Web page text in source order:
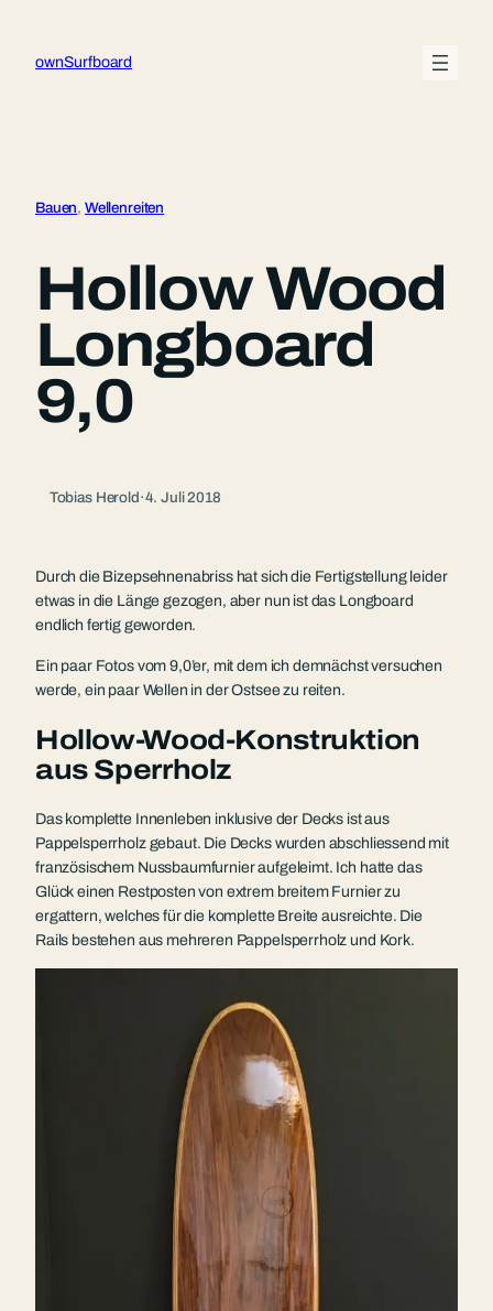
springen
ownSurfboard
Bauen, Wellenreiten
Hollow Wood
Longboard
9,0
Tobias Herold·4. Juli 2018
Durch die Bizepsehnenabriss hat sich die Fertigstellung leider
etwas in die Länge gezogen, aber nun ist das Longboard
endlich fertig geworden.
Ein paar Fotos vom 9,0’er, mit dem ich demnächst versuchen
werde, ein paar Wellen in der Ostsee zu reiten.
Hollow-Wood-Konstruktion
aus Sperrholz
Das komplette Innenleben inklusive der Decks ist aus
Pappelsperrholz gebaut. Die Decks wurden abschliessend mit
französischem Nussbaumfurnier aufgeleimt. Ich hatte das
Glück einen Restposten von extrem breitem Furnier zu
ergattern, welches für die komplette Breite ausreichte. Die
Rails bestehen aus mehreren Pappelsperrholz und Kork.